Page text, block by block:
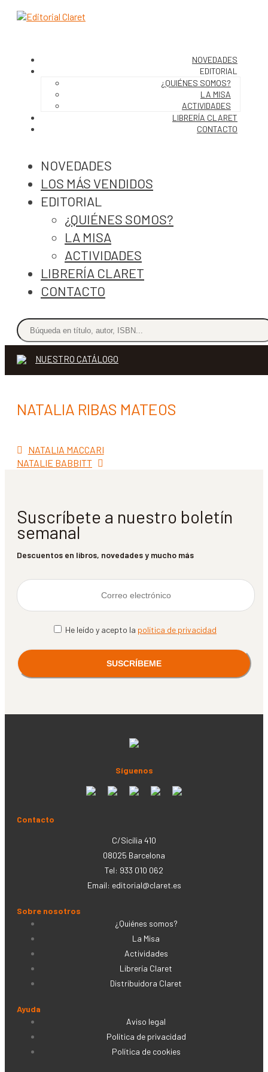
NOVEDADES
EDITORIAL
¿QUIÉNES SOMOS?
LA MISA
ACTIVIDADES
LIBRERÍA CLARET
CONTACTO
NOVEDADES
LOS MÁS VENDIDOS
EDITORIAL
¿QUIÉNES SOMOS?
LA MISA
ACTIVIDADES
LIBRERÍA CLARET
CONTACTO
NUESTRO CATÁLOGO
NATALIA RIBAS MATEOS
Navegación
de
Anterior:
NATALIA MACCARI
Siguiente:
NATALIE BABBITT
Suscríbete a nuestro boletín
semanal
Descuentos en libros, novedades y mucho más
He leído y acepto la política de privacidad
Síguenos
Contacto
C/Sicília 410
08025 Barcelona
Tel: 933 010 062
Email: editorial@claret.es
Sobre nosotros
¿Quiénes somos?
La Misa
Actividades
Librería Claret
Distribuidora Claret
Ayuda
Aviso legal
Política de privacidad
Política de cookies